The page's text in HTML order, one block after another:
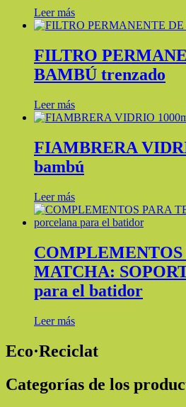
Leer más
FILTRO
BAMBÚ trenzado
Leer más
FIAMBRERA
bambú
Leer más
COMPLEMENTOS
MATCHA:
para el batidor
Leer más
Eco·Reciclat
Categorías de los